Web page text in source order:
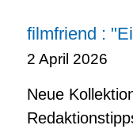
filmfriend :
2 April 2026
Neue